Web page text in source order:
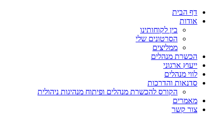
דף הבית
אודות
בין לקוחותינו
הסרטונים שלי
ממליצים
הכשרת מנהלים
ייעוץ ארגוני
לווי מנהלים
סדנאות והדרכות
הקורס להכשרת מנהלים ופיתוח מנהיגות ניהולית
מאמרים
צור קשר